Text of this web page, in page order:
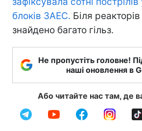
блоків ЗАЕС. Біля
знайдено багато гільз.
Не пропустіть головне!
наші оновлення в
Або читайте нас там, де